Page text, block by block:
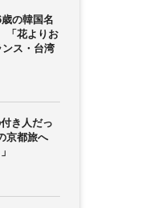
の韓国名
「花よりお
ス・台湾
き人だっ
京都旅へ